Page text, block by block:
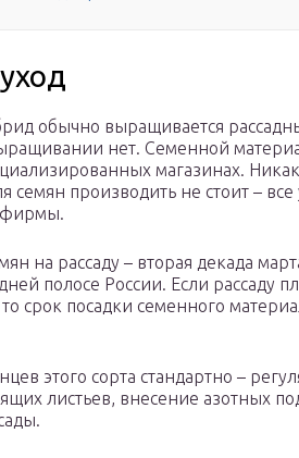
обычно выращивается
нет. Семенной
магазинах.
семян производить не стоит –
фирмы.
на рассаду – вторая декада
полосе России. Если рассаду
срок посадки семенного
этого сорта стандартно –
листьев, внесение азотных